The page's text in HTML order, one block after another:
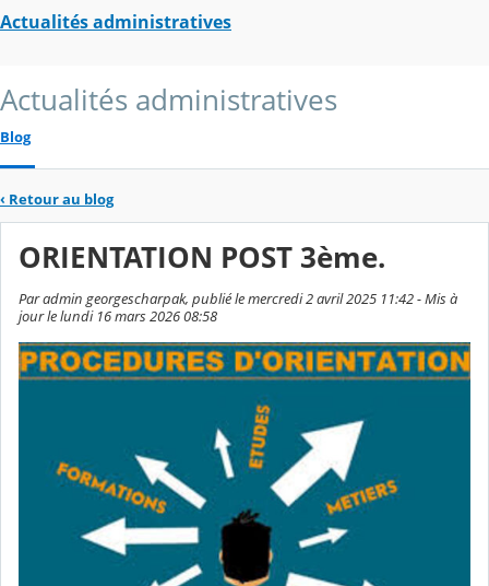
Actualités administratives
Actualités administratives
Blog
‹ Retour au blog
ORIENTATION POST 3ème.
Par admin georgescharpak, publié le mercredi 2 avril 2025 11:42 - Mis à
jour le lundi 16 mars 2026 08:58